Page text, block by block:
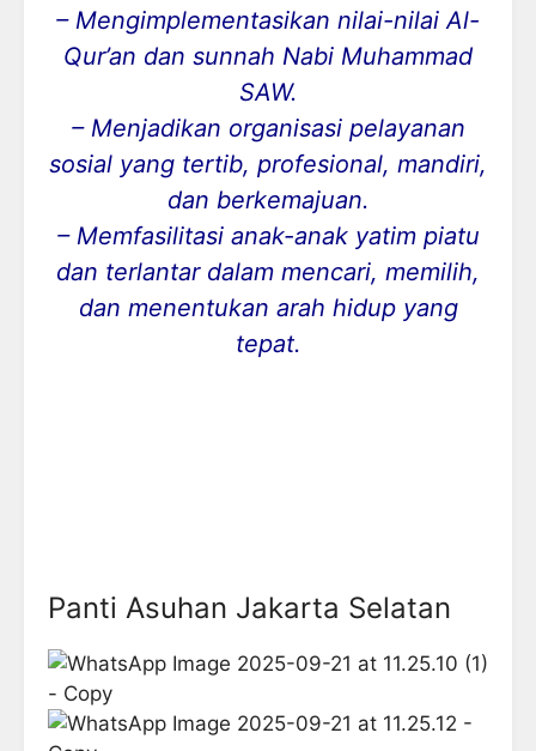
– Mengimplementasikan nilai-nilai Al-
Qur’an dan sunnah Nabi Muhammad
SAW.
– Menjadikan organisasi pelayanan
sosial yang tertib, profesional, mandiri,
dan berkemajuan.
– Memfasilitasi anak-anak yatim piatu
dan terlantar dalam mencari, memilih,
dan menentukan arah hidup yang
tepat.
Panti Asuhan Jakarta Selatan